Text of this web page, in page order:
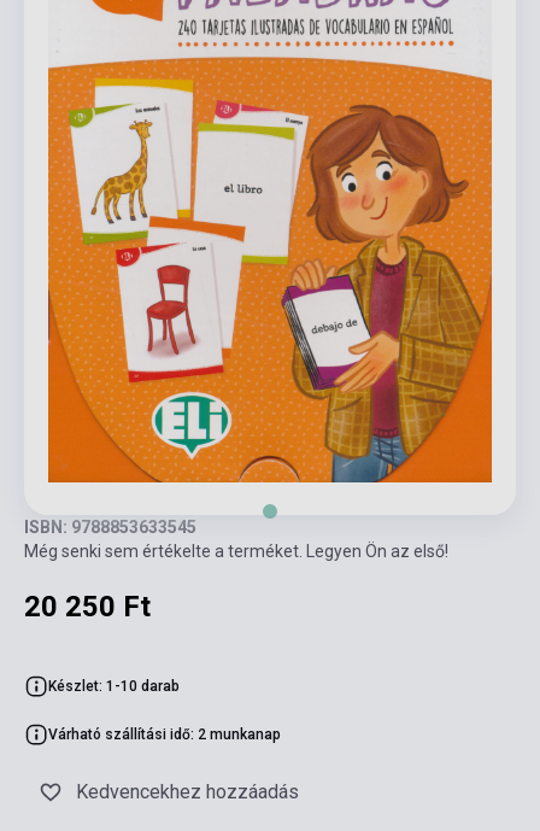
ISBN: 9788853633545
Még senki sem értékelte a terméket. Legyen Ön az első!
20 250 Ft
Készlet: 1-10 darab
Várható szállítási idő: 2 munkanap
Kedvencekhez hozzáadás